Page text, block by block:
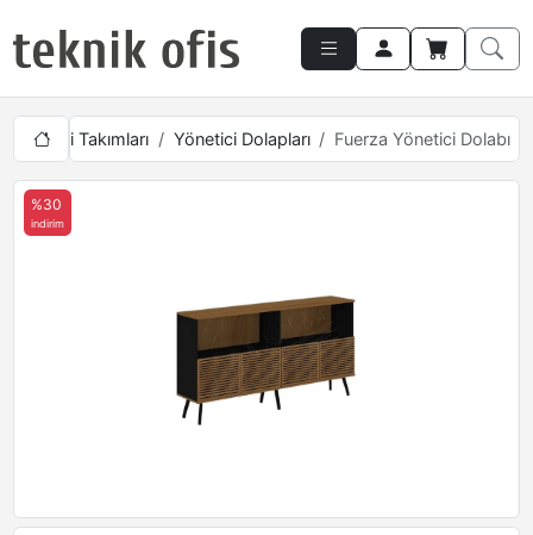
Yönetici Takımları Yönetici Dolapları Fuerza Yönetici Dolabı
%30
indirim